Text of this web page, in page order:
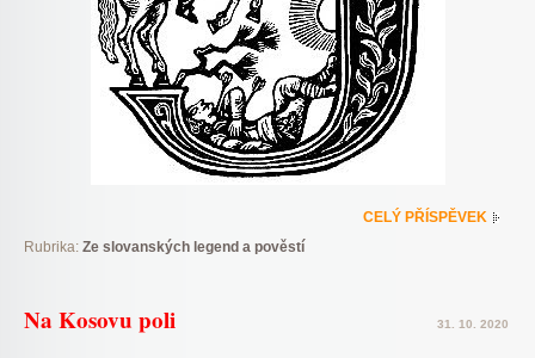
CELÝ PŘÍSPĚVEK
Rubrika: Ze slovanských legend a pověstí
Na Kosovu poli 31. 10. 2020